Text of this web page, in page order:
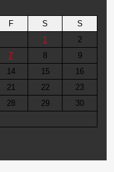
F S
S
1
2
7 8
9
14 15
16
21 22
23
28 29
30